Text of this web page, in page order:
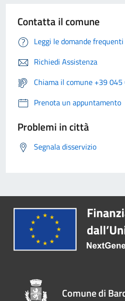
Contatta il comune
Leggi le domande frequenti
Richiedi Assistenza
Chiama il comune +39
Prenota un appuntamento
Problemi in città
Segnala disservizio
Comune di